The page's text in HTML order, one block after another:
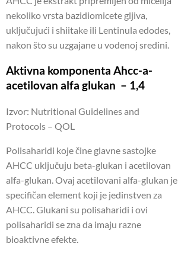
nekoliko vrsta bazidiomicete gljiva,
uključujući i shiitake ili Lentinula edodes,
nakon što su uzgajane u vodenoj sredini.
Aktivna komponenta Ahcc-a-
acetilovan alfa glukan – 1,4
Izvor: Nutritional Guidelines and
Protocols – QOL
Polisaharidi koje čine glavne sastojke
AHCC uključuju beta-glukan i acetilovan
alfa-glukan. Ovaj acetilovani alfa-glukan je
specifičan element koji je jedinstven za
AHCC. Glukani su polisaharidi i ovi
polisaharidi se zna da imaju razne
bioaktivne efekte.